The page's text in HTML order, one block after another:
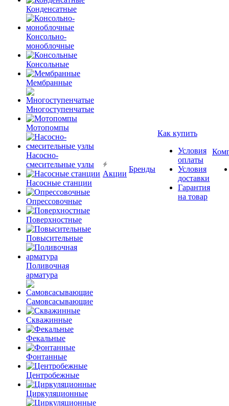
Конденсатные
Консольно-
моноблочные
Консольные
Мембранные
Многоступенчатые
Мотопомпы
Насосно-
смесительные узлы
Насосные станции
Опрессовочные
Поверхностные
Повысительные
Поливочная
арматура
Самовсасывающие
Скважинные
Фекальные
Фонтанные
Центробежные
Циркуляционные
Акции
Бренды
Как купить
Условия
оплаты
Условия
доставки
Гарантия
на товар